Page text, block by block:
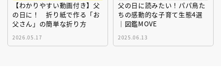
【わかりやすい動画付き】父
の日に！ 折り紙で作る「お
父さん」の簡単な折り方
2026.05.17
父の日に読みたい！パパ鳥た
ちの感動的な子育て生態4選
｜図鑑MOVE
2025.06.13